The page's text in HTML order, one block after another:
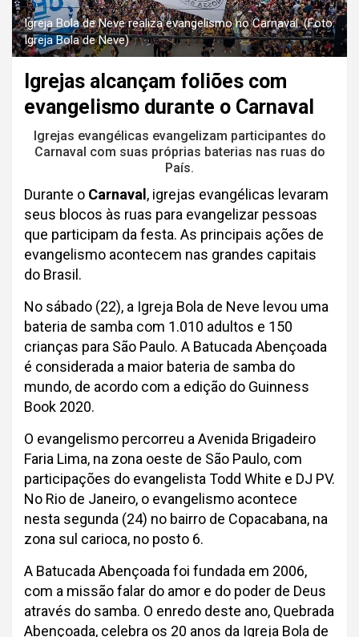
Igreja Bola de Neve realiza evangelismo no Carnaval. (Foto:
Igreja Bola de Neve)
Igrejas alcançam foliões com
evangelismo durante o Carnaval
Igrejas evangélicas evangelizam participantes do
Carnaval com suas próprias baterias nas ruas do
País.
Durante o Carnaval, igrejas evangélicas levaram
seus blocos às ruas para evangelizar pessoas
que participam da festa. As principais ações de
evangelismo acontecem nas grandes capitais
do Brasil.
No sábado (22), a Igreja Bola de Neve levou uma
bateria de samba com 1.010 adultos e 150
crianças para São Paulo. A Batucada Abençoada
é considerada a maior bateria de samba do
mundo, de acordo com a edição do Guinness
Book 2020.
O evangelismo percorreu a Avenida Brigadeiro
Faria Lima, na zona oeste de São Paulo, com
participações do evangelista Todd White e DJ PV.
No Rio de Janeiro, o evangelismo acontece
nesta segunda (24) no bairro de Copacabana, na
zona sul carioca, no posto 6.
A Batucada Abençoada foi fundada em 2006,
com a missão falar do amor e do poder de Deus
através do samba. O enredo deste ano, Quebrada
Abençoada, celebra os 20 anos da Igreja Bola de